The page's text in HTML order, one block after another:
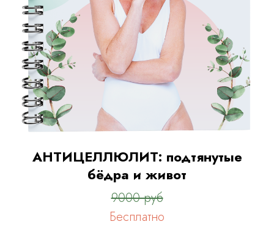
АНТИЦЕЛЛЮЛИТ: подтянутые
бёдра и живот
9000 руб
Бесплатно